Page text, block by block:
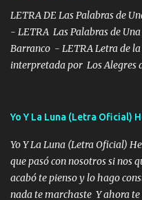
en corto me tiró a per...
LETRA DE Las Palabras de
- LETRA Las Palabras de
Barranco - LETRA Letra de
interpretada por Los Alegres
viento a su hijo y aunque
seguiré esperando hasta
tengo de mi mente no se va,
tu papá, a veces me pongo
Yo Y La Luna (Letra Oficial)
Yo Y La Luna (Letra Oficial)
que pasó con nosotros si nos
acabó te pienso y lo hago
nada te marchaste Y ahora